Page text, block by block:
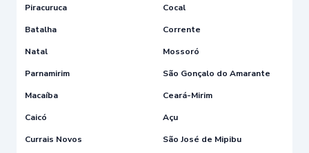
Piracuruca
Cocal
Batalha
Corrente
Natal
Mossoró
Parnamirim
São Gonçalo do Amarante
Macaíba
Ceará-Mirim
Caicó
Açu
Currais Novos
São José de Mipibu